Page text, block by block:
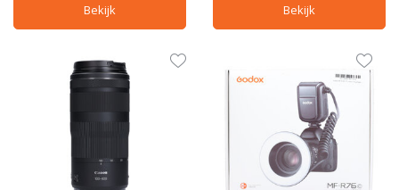
Bekijk Bekijk